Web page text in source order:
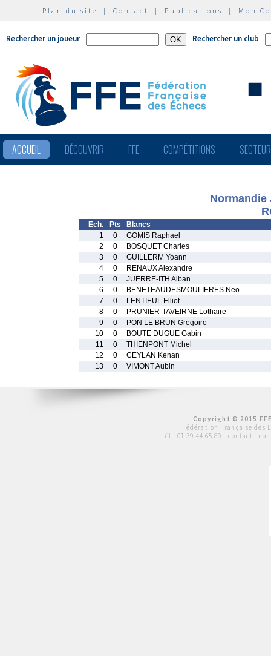
Plan du site | Contact | Publications | Mon
Rechercher un joueur Rechercher un club
ACCUEIL DÉCOUVRIR FFE COMPÉTITIONS
Normandie
Ech. Pts
Blancs
1
0
GOMIS Raphael
2
0
BOSQUET Charles
3
0
GUILLERM Yoann
4
0
RENAUX Alexandre
5
0
JUERRE-ITH Alban
6
0
BENETEAUDESMOULIERES Neo
7
0
LENTIEUL Elliot
8
0
PRUNIER-TAVEIRNE Lothaire
9
0
PON LE BRUN Gregoire
10
0
BOUTE DUGUE Gabin
11
0
THIENPONT Michel
12
0
CEYLAN Kenan
13
0 VIMONT Aubin
Copyright © 2015
Fédération Française des
tél : 01 39 44 65 80 | contact :